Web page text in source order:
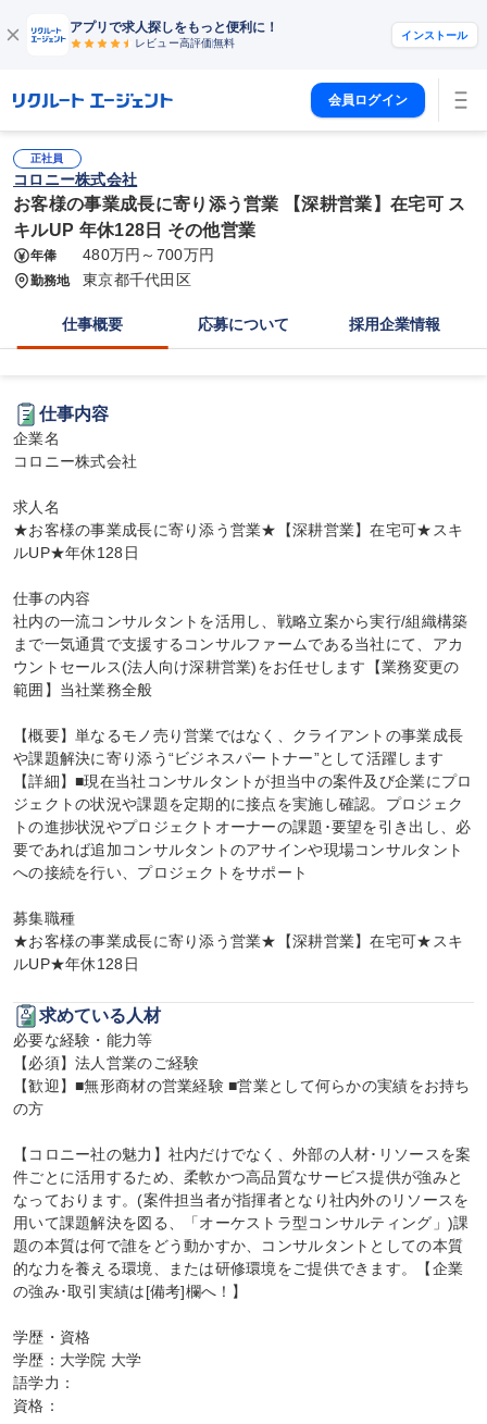
アプリで求人探しをもっと便利に！
レビュー高評価無料
インストール
会員ログイン
正社員
コロニー株式会社
お客様の事業成長に寄り添う営業 【深耕営業】在宅可 ス
キルUP 年休128日 その他営業
年俸 480万円～700万円
勤務地 東京都千代田区
仕事概要 応募について 採用企業情報
仕事内容
企業名
コロニー株式会社
求人名
★お客様の事業成長に寄り添う営業★【深耕営業】在宅可★スキ
ルUP★年休128日
仕事の内容
社内の一流コンサルタントを活用し、戦略立案から実行/組織構築
まで一気通貫で支援するコンサルファームである当社にて、アカ
ウントセールス(法人向け深耕営業)をお任せします【業務変更の
範囲】当社業務全般
【概要】単なるモノ売り営業ではなく、クライアントの事業成長
や課題解決に寄り添う“ビジネスパートナー”として活躍します
【詳細】■現在当社コンサルタントが担当中の案件及び企業にプロ
ジェクトの状況や課題を定期的に接点を実施し確認。プロジェク
トの進捗状況やプロジェクトオーナーの課題･要望を引き出し、必
要であれば追加コンサルタントのアサインや現場コンサルタント
への接続を行い、プロジェクトをサポート
募集職種
★お客様の事業成長に寄り添う営業★【深耕営業】在宅可★スキ
ルUP★年休128日
求めている人材
必要な経験・能力等
【必須】法人営業のご経験
【歓迎】■無形商材の営業経験 ■営業として何らかの実績をお持ち
の方
【コロニー社の魅力】社内だけでなく、外部の人材･リソースを案
件ごとに活用するため、柔軟かつ高品質なサービス提供が強みと
なっております。(案件担当者が指揮者となり社内外のリソースを
用いて課題解決を図る、「オーケストラ型コンサルティング」)課
題の本質は何で誰をどう動かすか、コンサルタントとしての本質
的な力を養える環境、または研修環境をご提供できます。【企業
の強み･取引実績は[備考]欄へ！】
学歴・資格
学歴：大学院 大学
語学力：
資格：